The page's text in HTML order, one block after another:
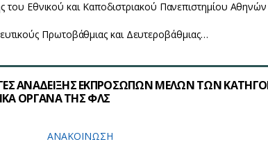
του Εθνικού και Καποδιστριακού Πανεπιστημίου Αθηνών
Πρωτοβάθμιας και Δευτεροβάθμιας…
ΑΝΑΔΕΙΞΗΣ ΕΚΠΡΟΣΩΠΩΝ ΜΕΛΩΝ ΤΩΝ
ΟΡΓΑΝΑ ΤΗΣ ΦΛΣ
ANAKOΙΝΩΣΗ